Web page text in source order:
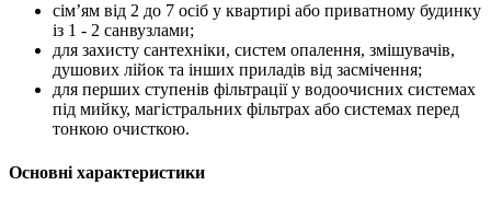
сім’ям від 2 до 7 осіб у квартирі або приватному будинку
із 1 - 2 санвузлами;
для захисту сантехніки, систем опалення, змішувачів,
душових лійок та інших приладів від засмічення;
для перших ступенів фільтрації у водоочисних системах
під мийку, магістральних фільтрах або системах перед
тонкою очисткою.
Основні характеристики